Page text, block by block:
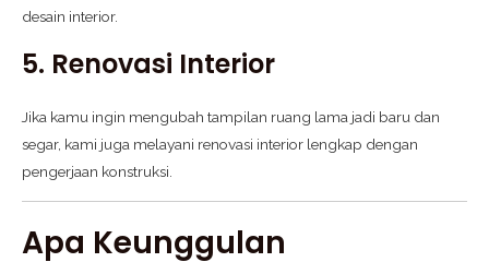
desain interior.
5. Renovasi Interior
Jika kamu ingin mengubah tampilan ruang lama jadi baru dan
segar, kami juga melayani renovasi interior lengkap dengan
pengerjaan konstruksi.
Apa Keunggulan